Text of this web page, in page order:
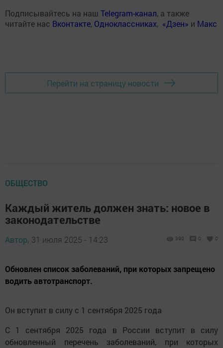
Подписывайтесь на наш Telegram-канал, а также
читайте нас Вконтакте, Одноклассниках, «Дзен» и Макс
Перейти на страницу новости
ОБЩЕСТВО
Каждый житель должен знать: новое в
законодательстве
Автор, 31 июля 2025 - 14:23 390 0 0
Обновлен список заболеваний, при которых запрещено
водить автотранспорт.
Он вступит в силу с 1 сентября 2025 года
С 1 сентября 2025 года в России вступит в силу
обновленный перечень заболеваний, при которых